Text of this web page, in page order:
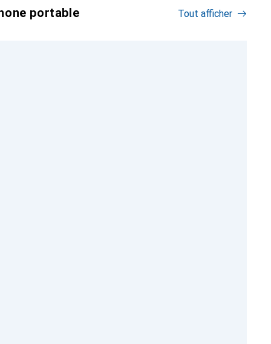
portable Tout afficher